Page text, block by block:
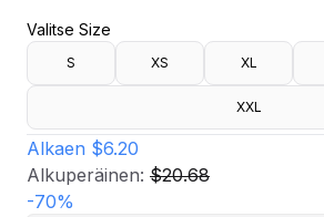
- Irrotettava solmunauha vyötäröllä.
- Pituus edestä: 95 cm koossa S.
Mallin pituus on 175 cm ja hänellä on
Valitse Size
S XS XL
XXL
Alkaen $6.20
Alkuperäinen: $20.68
-70%